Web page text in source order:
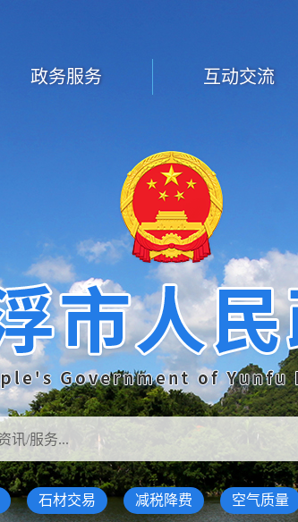
政务服务 互动交流
石材交易 减税降费 空气质量